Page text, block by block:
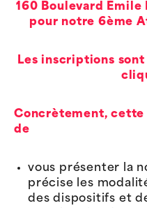
160 Boulevard Émile
pour notre 6ème
Les inscriptions
Concrètement, cette
de
vous présenter la
précise les
des dispositifs et